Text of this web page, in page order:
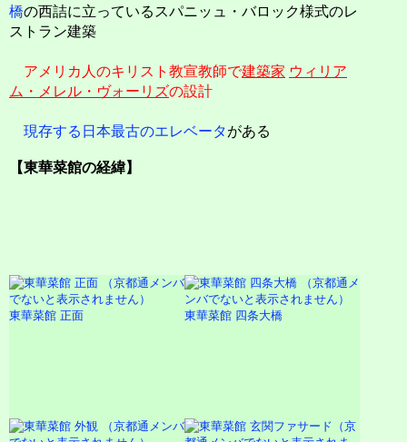
橋の西詰に立っているスパニッュ・バロック様式のレ
ストラン建築
アメリカ人のキリスト教宣教師で建築家 ウィリア
ム・メレル・ヴォーリズの設計
現存する日本最古のエレベータがある
【東華菜館の経緯】
東華菜館 正面 東華菜館 四条大橋